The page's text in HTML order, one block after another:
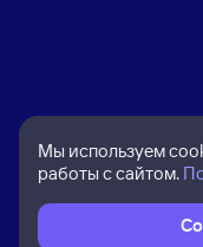
Мы используем
работы с сайтом.